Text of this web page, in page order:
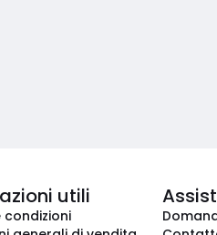
utili
condizioni